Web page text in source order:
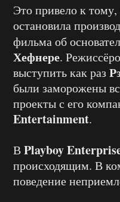
Это привело к тому,
остановила
фильма об
Хефнере.
выступить как раз
были заморожены
проекты с его
Entertainment.
ВPlayboy
происходящим. В
поведение